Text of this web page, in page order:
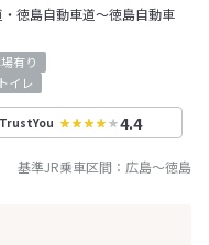
徳島自動車道～徳島自動車
有り
イレ
TrustYou 4.4
基準JR乗車区間： 広島～徳島